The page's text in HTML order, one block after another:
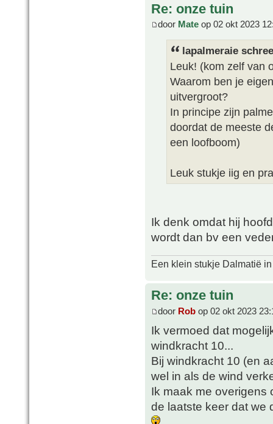
Re: onze tuin
door Mate op 02 okt 2023
lapalmeraie
Leuk! (kom zelf van
Waarom ben je
uitvergroot?
In principe zijn
doordat de meeste
een loofboom)
Leuk stukje iig en
Ik denk omdat hij
wordt dan bv een
Een klein stukje Dalmatië
Re: onze tuin
door Rob op 02 okt 2023
Ik vermoed dat
windkracht 10...
Bij windkracht 10 (en
wel in als de wind
Ik maak me overigens
de laatste keer dat we